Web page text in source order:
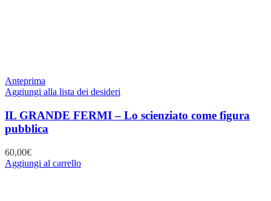
Anteprima
Aggiungi alla lista dei desideri
IL GRANDE FERMI – Lo scienziato come figura
pubblica
60,00€
Aggiungi al carrello